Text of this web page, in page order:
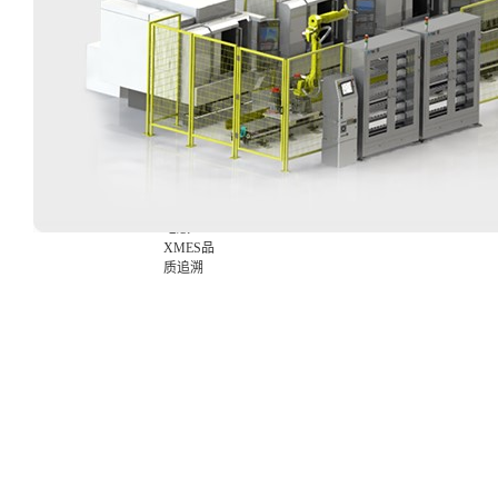
D系列-二
维码雕刻
应用
R系列-自
动化集成
应用
X-MOLD
XMES
XMES品
质追溯